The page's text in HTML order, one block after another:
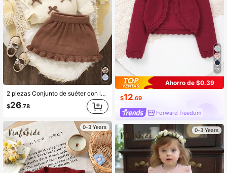
2 piezas Conjunto de suéter con lazo para niñas bebés: Parte superior de manga larga con cuello redondo + Falda con volantes en el bajo, Conjunto de bebé dulce y minimalista para otoño e invierno. Ropa de bebé niña de punto para otoño, Conjunto de suéter y falda para bebé niña, Ropa de bebé niña de punto para invierno, Conjunto de dos piezas de invierno para bebé niña, Conjunto cálido de dos piezas de punto para bebé
$26.78
0-3 Years
13
Ahorro de $0.39
$12.69
Forward freedom
0-3 Years